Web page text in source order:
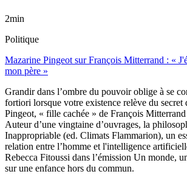
2min
Politique
Mazarine Pingeot sur François Mitterrand : «
mon père »
Grandir dans l’ombre du pouvoir oblige à se
fortiori lorsque votre existence relève du secret
Pingeot, « fille cachée » de François
Auteur d’une vingtaine d’ouvrages, la
Inappropriable (ed. Climats Flammarion), un
relation entre l’homme et l'intelligence
Rebecca Fitoussi dans l’émission Un monde,
sur une enfance hors du commun.